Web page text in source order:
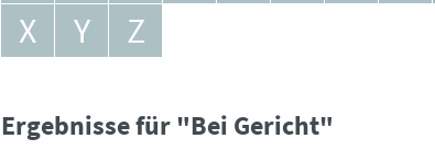
X
Y Z
Ergebnisse für "Bei Gericht"